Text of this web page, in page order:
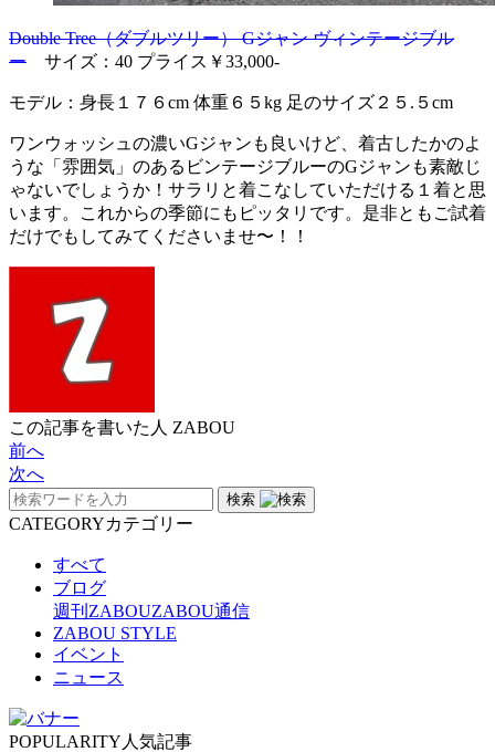
Double Tree（ダブルツリー） Gジャン ヴィンテージブル
ー サイズ：40 プライス￥33,000-
モデル：身長１７６cm 体重６５kg 足のサイズ２５.５cm
ワンウォッシュの濃いGジャンも良いけど、着古したかのよ
うな「雰囲気」のあるビンテージブルーのGジャンも素敵じ
ゃないでしょうか！サラリと着こなしていただける１着と思
います。これからの季節にもピッタリです。是非ともご試着
だけでもしてみてくださいませ〜！！
この記事を書いた人 ZABOU
前へ
次へ
検索
CATEGORYカテゴリー
すべて
ブログ
週刊ZABOUZABOU通信
ZABOU STYLE
イベント
ニュース
POPULARITY 人気記事